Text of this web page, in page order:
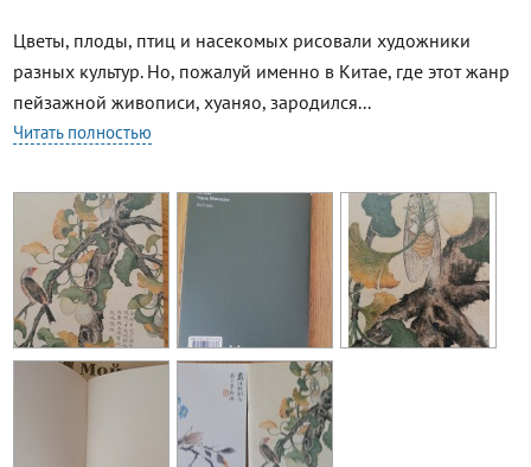
Цветы, плоды, птиц и насекомых рисовали художники
разных культур. Но, пожалуй именно в Китае, где этот жанр
пейзажной живописи, хуаняо, зародился...
Читать полностью